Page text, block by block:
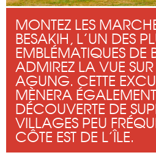
MONTEZ LES
BESAKIH, L’UN DES
EMBLÉMATIQUES DE
ADMIREZ LA VUE
AGUNG. CETTE
MÈNERA
DÉCOUVERTE DE
VILLAGES PEU
CÔTE EST DE L’ÎLE.